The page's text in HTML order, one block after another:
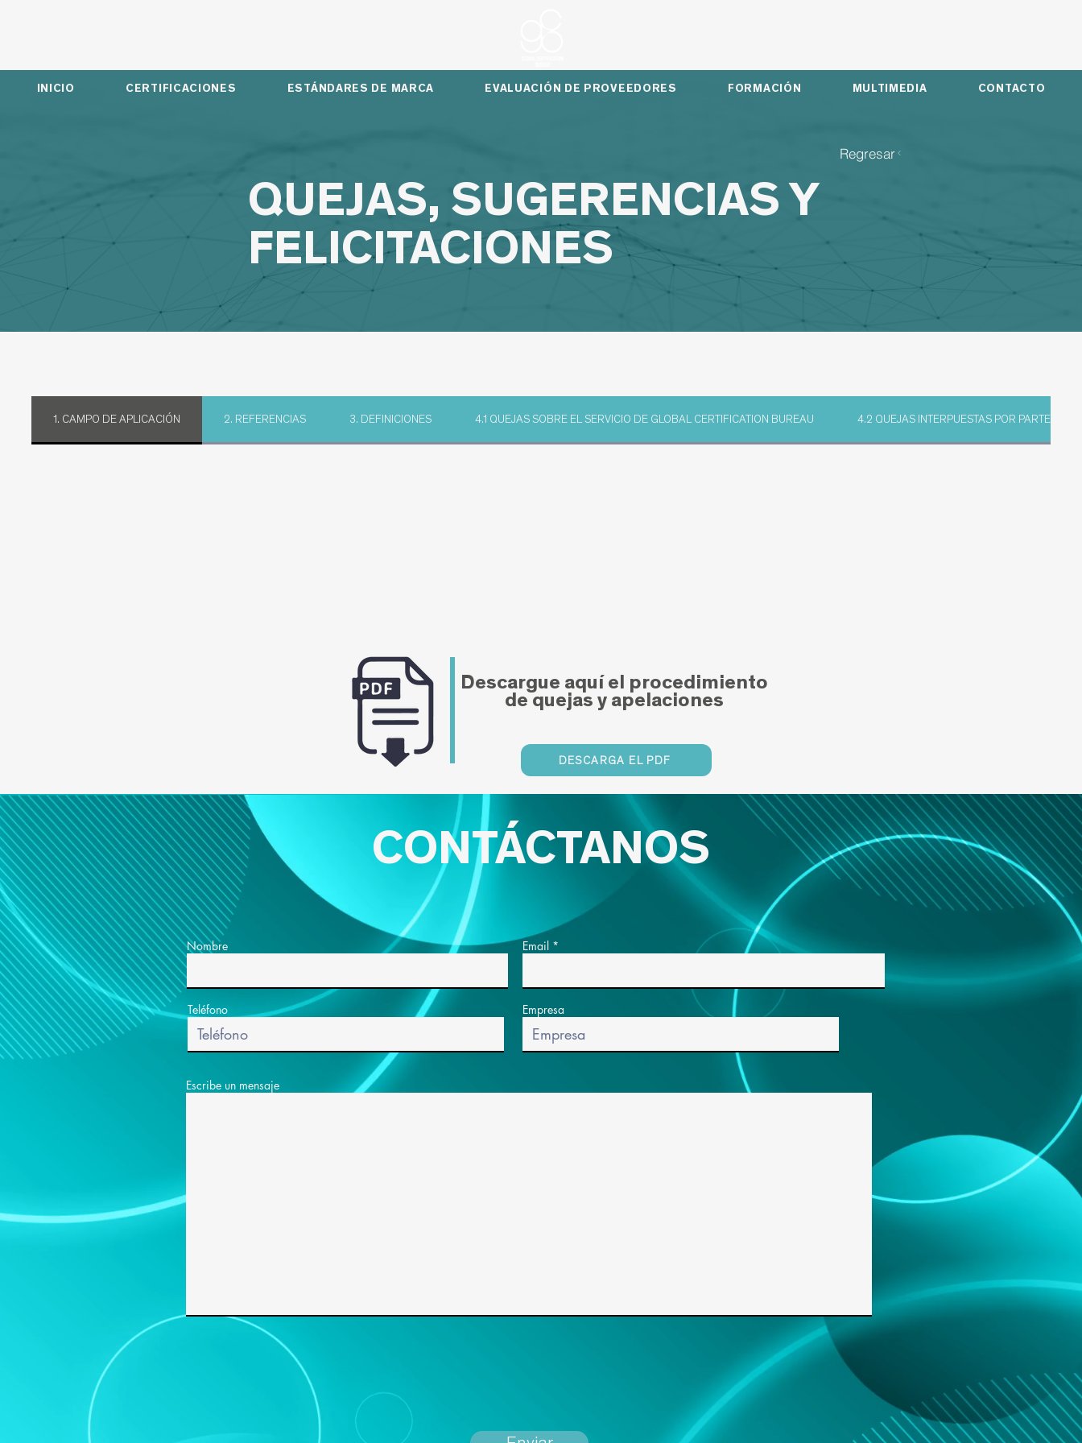
INICIO CERTIFICACIONES ESTÁNDARES DE MARCA EVALUACIÓN DE PROVEEDORES FORMACIÓN MULTIMEDIA CONTACTO
Regresar
QUEJAS, SUGERENCIAS Y
FELICITACIONES
1. CAMPO DE APLICACIÓN 2. REFERENCIAS 3. DEFINICIONES 4.1 QUEJAS SOBRE EL SERVICIO DE GLOBAL CERTIFICATION BUREAU 4.2 QUEJAS INTERPUESTAS POR PARTES
Descargue aquí el procedimiento
de quejas y apelaciones
DESCARGA EL PDF
CONTÁCTANOS
Nombre Email
Teléfono Empresa
Escribe un mensaje